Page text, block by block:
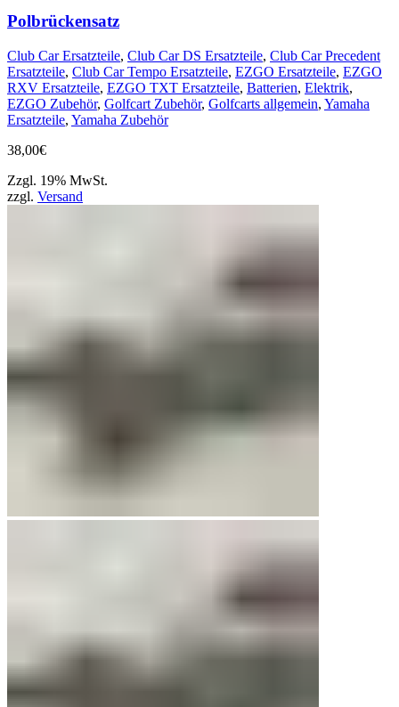
Polbrückensatz
Club Car Ersatzteile, Club Car DS Ersatzteile, Club Car Precedent
Ersatzteile, Club Car Tempo Ersatzteile, EZGO Ersatzteile, EZGO
RXV Ersatzteile, EZGO TXT Ersatzteile, Batterien, Elektrik,
EZGO Zubehör, Golfcart Zubehör, Golfcarts allgemein, Yamaha
Ersatzteile, Yamaha Zubehör
38,00€
Zzgl. 19% MwSt.
zzgl. Versand